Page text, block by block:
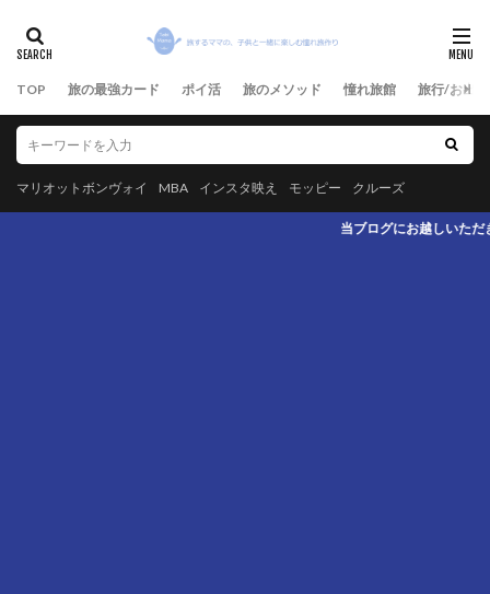
TOP 旅の最強カード ポイ活 旅のメソッド 憧れ旅館 旅行/お出
マリオットボンヴォイ MBA インスタ映え モッピー クルーズ
当ブログにお越しいただき、ありがとうございます。旅行系最強カード